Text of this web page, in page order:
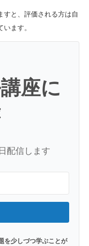
すと、評価される方は自
ます。
座に
配信します
を少しづつ学ぶことが